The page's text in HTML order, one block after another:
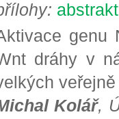
abstrakt
genu
dráhy v
Kolář,